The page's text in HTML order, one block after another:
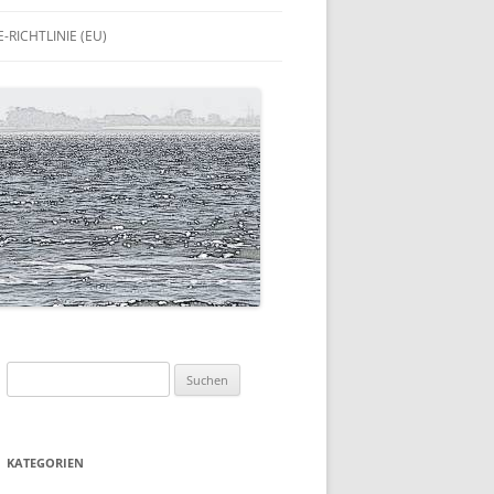
RICHTLINIE (EU)
nach:
KATEGORIEN